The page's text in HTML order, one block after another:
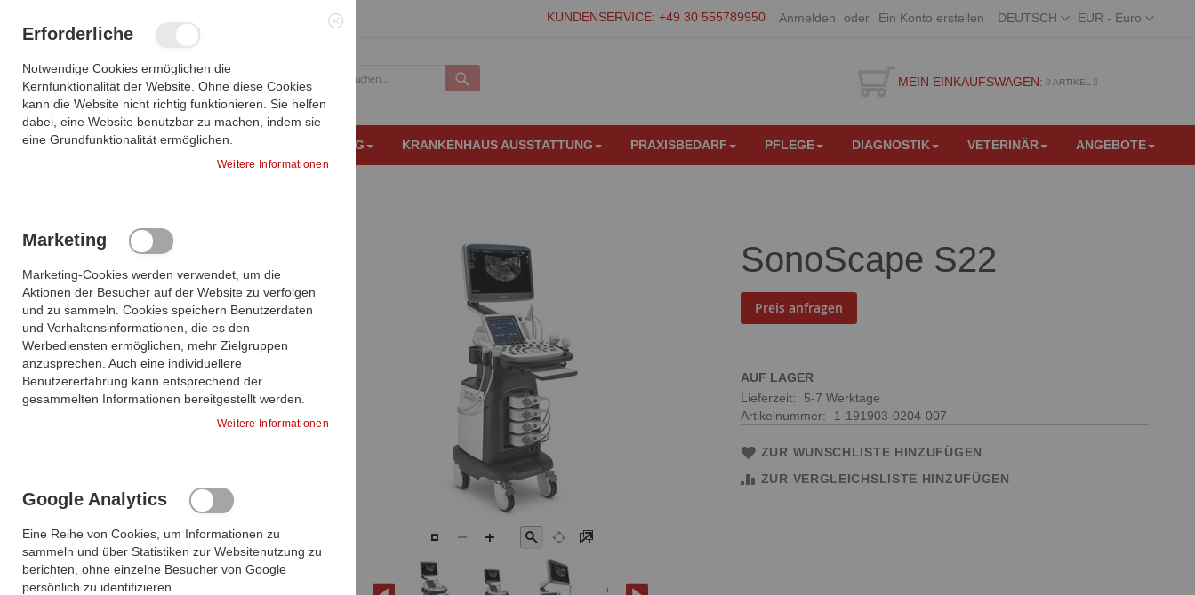
Inhalt
Währung
EUR - Euro
Sprache
DEUTSCH
KUNDENSERVICE: +49 30 555789950 Anmelden Ein Konto erstellen
MEIN EINKAUFSWAGEN: 0 ARTIKEL
Suche
MEDIZINISCHE BILDGEBUNG OP AUSSTATTUNG KRANKENHAUS AUSSTATTUNG PRAXISBEDARF PFLEGE DIAGNOSTIK VETERINÄR ANGEBOTE
SonoScape S22
Preis anfragen
AUF LAGER
Lieferzeit:
5-7 Werktage
Artikelnummer
1-191903-0204-007
ZUR WUNSCHLISTE HINZUFÜGEN
ZUR VERGLEICHSLISTE HINZUFÜGEN
Bildgalerie
springen
Verwandte Produkte
Wählen Sie die Artikel aus, die dem
Warenkorb hinzugefügt werden sollen,
oderalle auswählen
Produkte vergleichen
Sie haben keine Artikel zum vergleichen.
In den Warenkorb
In den Warenkorb
DIESEN
ARTIKEL
ENTFERNEN
Erforderliche
Notwendige Cookies ermöglichen die
Kernfunktionalität der Website. Ohne diese Cookies
kann die Website nicht richtig funktionieren. Sie helfen
dabei, eine Website benutzbar zu machen, indem sie
eine Grundfunktionalität ermöglichen.
Weitere Informationen
Marketing
Marketing-Cookies werden verwendet, um die
Aktionen der Besucher auf der Website zu verfolgen
und zu sammeln. Cookies speichern Benutzerdaten
und Verhaltensinformationen, die es den
Werbediensten ermöglichen, mehr Zielgruppen
anzusprechen. Auch eine individuellere
Benutzererfahrung kann entsprechend der
gesammelten Informationen bereitgestellt werden.
Weitere Informationen
Google Analytics
Eine Reihe von Cookies, um Informationen zu
sammeln und über Statistiken zur Websitenutzung zu
berichten, ohne einzelne Besucher von Google
persönlich zu identifizieren.